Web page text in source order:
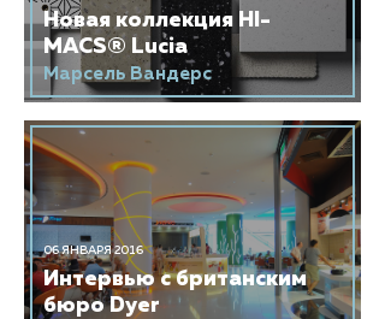
Новая коллекция HI-
MACS® Lucia
Марсель Вандерс
06 ЯНВАРЯ 2016
Интервью с британским
бюро Dyer